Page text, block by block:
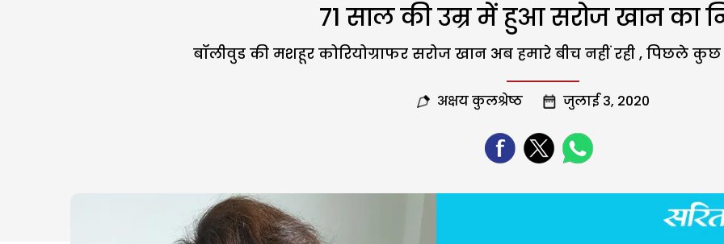
71 साल की उम्र में हुआ सरोज खान का
बॉलीवुड की मशहूर कोरियोग्राफर सरोज खान अब हमारे बीच नहीं रही , पिछले कुछ
अक्षय कुलश्रेष्ठ जुलाई 3, 2020